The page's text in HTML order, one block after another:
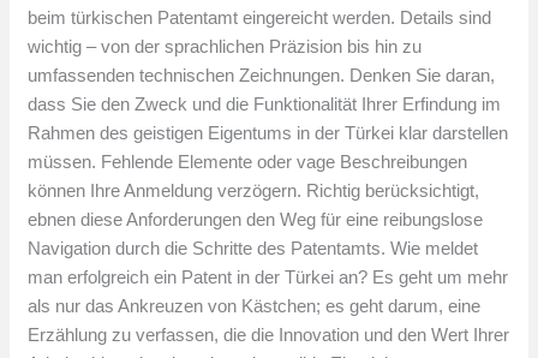
beim türkischen Patentamt eingereicht werden. Details sind
wichtig – von der sprachlichen Präzision bis hin zu
umfassenden technischen Zeichnungen. Denken Sie daran,
dass Sie den Zweck und die Funktionalität Ihrer Erfindung im
Rahmen des geistigen Eigentums in der Türkei klar darstellen
müssen. Fehlende Elemente oder vage Beschreibungen
können Ihre Anmeldung verzögern. Richtig berücksichtigt,
ebnen diese Anforderungen den Weg für eine reibungslose
Navigation durch die Schritte des Patentamts. Wie meldet
man erfolgreich ein Patent in der Türkei an? Es geht um mehr
als nur das Ankreuzen von Kästchen; es geht darum, eine
Erzählung zu verfassen, die die Innovation und den Wert Ihrer